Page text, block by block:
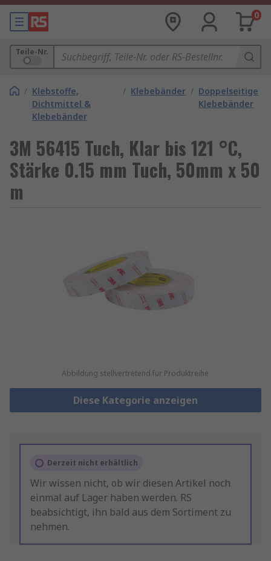
0
Teile-Nr.
/ Klebstoffe,
Dichtmittel &
Klebebänder
/ Klebebänder / Doppelseitige
Klebebänder
3M 56415 Tuch, Klar bis 121 °C,
Stärke 0.15 mm Tuch, 50mm x 50
m
Abbildung stellvertretend für Produktreihe
Diese Kategorie anzeigen
Derzeit nicht erhältlich
Wir wissen nicht, ob wir diesen Artikel noch
einmal auf Lager haben werden. RS
beabsichtigt, ihn bald aus dem Sortiment zu
nehmen.